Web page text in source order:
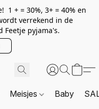
1 + = 30%, 3+ = 40% en
verrekend in de
Feetje pyjama's.
Meisjes Baby